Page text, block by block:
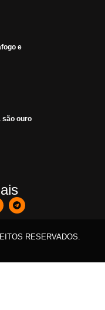
e
são ouro
RESERVADOS.